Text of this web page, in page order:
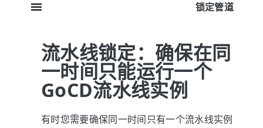
锁定管道
流水线锁定：确保在同
一时间只能运行一个
GoCD流水线实例
有时您需要确保同一时间只有一个流水线实例